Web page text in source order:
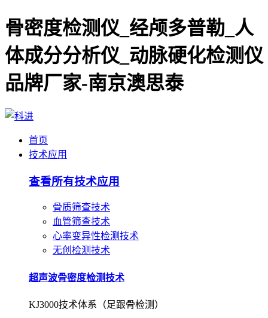
骨密度检测仪_经颅多普勒_人
体成分分析仪_动脉硬化检测仪
品牌厂家-南京澳思泰
首页
技术应用
查看所有技术应用
骨质筛查技术
血管筛查技术
心率变异性检测技术
无创检测技术
超声波骨密度检测技术
KJ3000技术体系（足跟骨检测）